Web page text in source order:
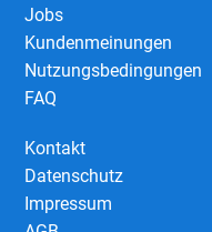
Jobs
Kundenmeinungen
Nutzungsbedingungen
FAQ
Kontakt
Datenschutz
Impressum